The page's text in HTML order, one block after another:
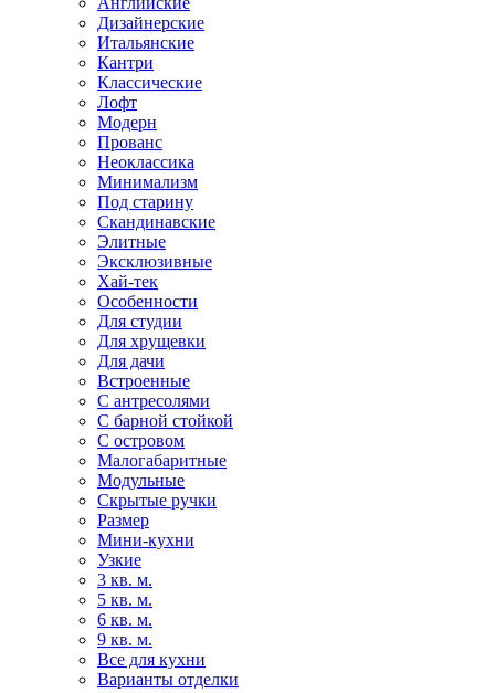
Дизайнерские
Итальянские
Кантри
Классические
Лофт
Модерн
Прованс
Неоклассика
Минимализм
Под старину
Скандинавские
Элитные
Эксклюзивные
Хай-тек
Особенности
Для студии
Для хрущевки
Для дачи
Встроенные
С антресолями
С барной стойкой
С островом
Малогабаритные
Модульные
Скрытые ручки
Размер
Мини-кухни
Узкие
3 кв. м.
5 кв. м.
6 кв. м.
9 кв. м.
Все для кухни
Варианты отделки